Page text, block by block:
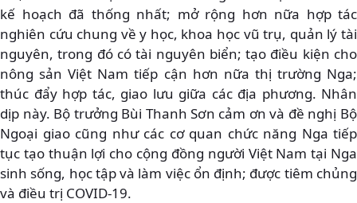
kế hoạch đã thống nhất; mở rộng hơn nữa hợp tác
nghiên cứu chung về y học, khoa học vũ trụ, quản lý tài
nguyên, trong đó có tài nguyên biển; tạo điều kiện cho
nông sản Việt Nam tiếp cận hơn nữa thị trường Nga;
thúc đẩy hợp tác, giao lưu giữa các địa phương. Nhân
dịp này. Bộ trưởng Bùi Thanh Sơn cảm ơn và đề nghị Bộ
Ngoại giao cũng như các cơ quan chức năng Nga tiếp
tục tạo thuận lợi cho cộng đồng người Việt Nam tại Nga
sinh sống, học tập và làm việc ổn định; được tiêm chủng
và điều trị COVID-19.